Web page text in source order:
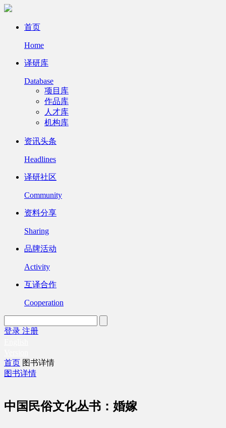
首页
Home
译研库
Database
项目库
作品库
人才库
机构库
资讯头条
Headlines
译研社区
Community
资料分享
Sharing
品牌活动
Activity
互译合作
Cooperation
登录 注册
首页 图书详情
图书详情
中国民俗文化丛书：婚嫁